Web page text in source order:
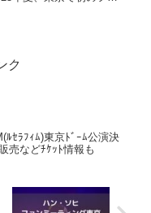
ク
ﾙｾﾗﾌｨﾑ)東京ﾄﾞｰﾑ公演決
売などﾁｹｯﾄ情報も